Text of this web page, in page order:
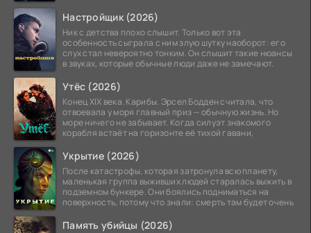
Настройщик (2026)
Ник с детства плохо слышит. Только вот эта
особенность сыграла с ним злую шутку наоборот: его
слух стал невероятно тонким. Он слышит такие нюансы
в звуках, которые обычные люди даже не замечают.
Утёс (2026)
Конец XIX века. Карибы. Эрсел Бодден считала, что
отвоевала у моря главный приз — обычную жизнь. Но
море ничего не забывает. Когда силуэт знакомого
корабля встаёт на горизонте её тихой гавани,
Укрытие (2026)
После катастрофы, которая затронула всю планету,
маленькая группа выживших людей старалась выжить в
подземном бункере. Они боялись подниматься на
поверхность, потому что знали: смерть там будет очень
Память убийцы (2026)